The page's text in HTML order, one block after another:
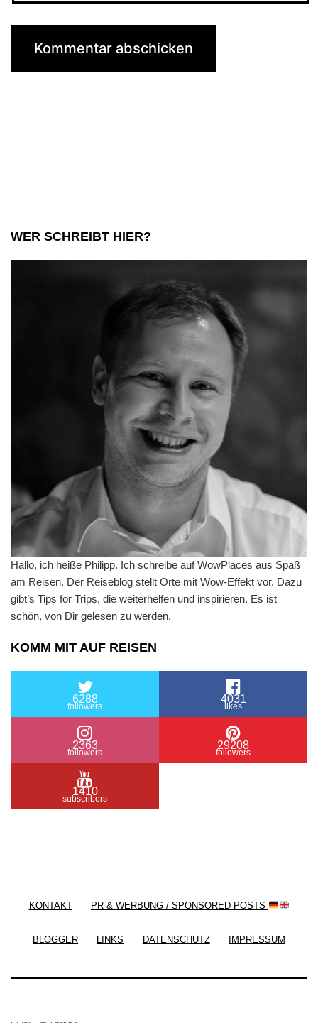
WER SCHREIBT HIER?
Hallo, ich heiße Philipp. Ich schreibe auf WowPlaces aus Spaß
am Reisen. Der Reiseblog stellt Orte mit Wow-Effekt vor. Dazu
gibt’s Tips for Trips, die weiterhelfen und inspirieren. Es ist
schön, von Dir gelesen zu werden.
KOMM MIT AUF REISEN
6288
followers
4031
likes
2363
followers
29208
followers
1410
subscribers
KONTAKT PR & WERBUNG / SPONSORED POSTS
BLOGGER LINKS DATENSCHUTZ IMPRESSUM